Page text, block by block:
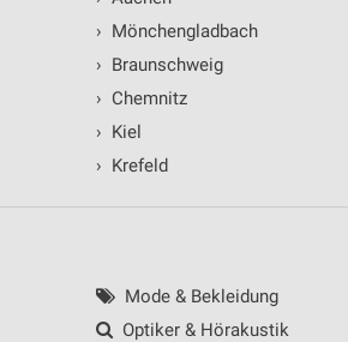
› Mönchengladbach
› Braunschweig
› Chemnitz
› Kiel
› Krefeld
Mode & Bekleidung
Optiker & Hörakustik